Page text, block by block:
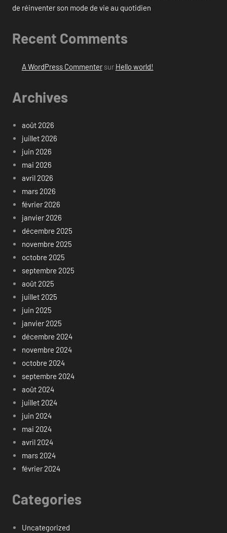
de réinventer son mode de vie au quotidien
Recent Comments
A WordPress Commentersur Hello world!
Archives
août 2026
juillet 2026
juin 2026
mai 2026
avril 2026
mars 2026
février 2026
janvier 2026
décembre 2025
novembre 2025
octobre 2025
septembre 2025
août 2025
juillet 2025
juin 2025
janvier 2025
décembre 2024
novembre 2024
octobre 2024
septembre 2024
août 2024
juillet 2024
juin 2024
mai 2024
avril 2024
mars 2024
février 2024
Categories
Uncategorized